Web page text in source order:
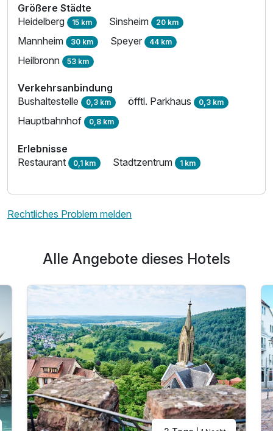
Größere Städte
Heidelberg 15 km Sinsheim 20 km
Mannheim 30 km Speyer 44 km
Heilbronn 53 km
Verkehrsanbindung
Bushaltestelle 0,3 km öfftl. Parkhaus 0,3 km
Hauptbahnhof 0,8 km
Erlebnisse
Restaurant 0,1 km Stadtzentrum 1 km
Rechtliches Problem melden
Alle Angebote dieses Hotels